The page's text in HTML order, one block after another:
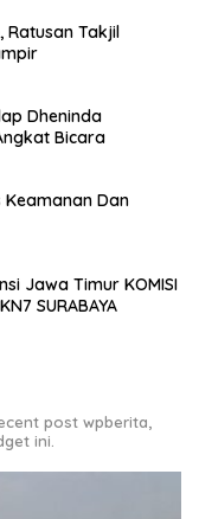
Ratusan Takjil
Dheninda
Bicara
Keamanan Dan
Jawa Timur KOMISI
SURABAYA
post wpberita,
ini.